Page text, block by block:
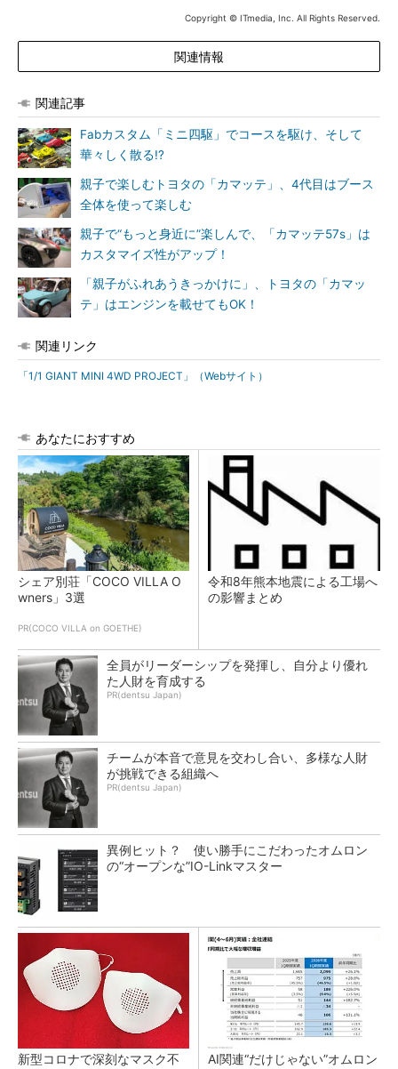
Copyright © ITmedia, Inc. All Rights Reserved.
関連情報
関連記事
Fabカスタム「ミニ四駆」でコースを駆け、そして
華々しく散る!?
親子で楽しむトヨタの「カマッテ」、4代目はブース
全体を使って楽しむ
親子で“もっと身近に”楽しんで、「カマッテ57s」は
カスタマイズ性がアップ！
「親子がふれあうきっかけに」、トヨタの「カマッ
テ」はエンジンを載せてもOK！
関連リンク
「1/1 GIANT MINI 4WD PROJECT」（Webサイト）
あなたにおすすめ
シェア別荘「COCO VILLA O
wners」3選
PR(COCO VILLA on GOETHE)
令和8年熊本地震による工場へ
の影響まとめ
全員がリーダーシップを発揮し、自分より優れ
た人財を育成する
PR(dentsu Japan)
チームが本音で意見を交わし合い、多様な人財
が挑戦できる組織へ
PR(dentsu Japan)
異例ヒット？ 使い勝手にこだわったオムロン
の“オープンな”IO-Linkマスター
新型コロナで深刻なマスク不
AI関連“だけじゃない”オムロン